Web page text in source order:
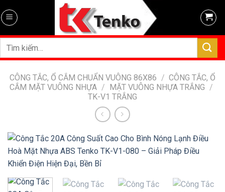
to
Tìm
CÔNG TẮC, Ổ CẮM CHUẨN VUÔNG 86X86 / CÔNG TẮC, Ổ
CẮM MẶT VUÔNG NHỰA / MẶT VUÔNG NHỰA TRẮNG /
TK-V1 TRẮNG